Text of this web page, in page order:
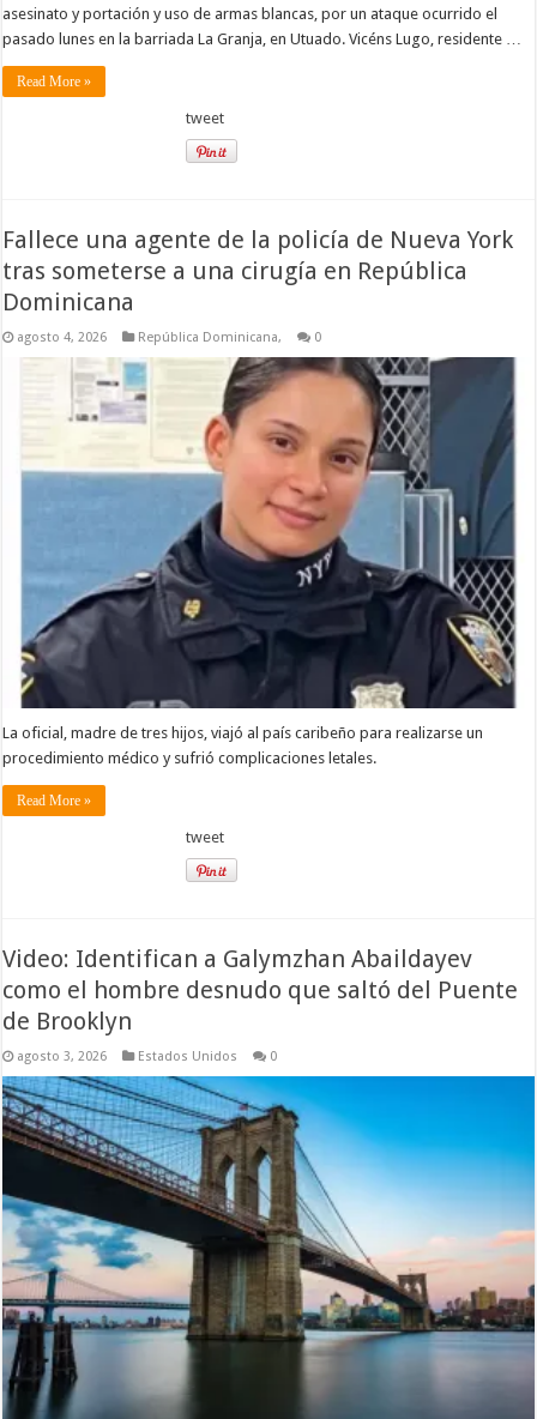
asesinato y portación y uso de armas blancas, por un ataque ocurrido el
pasado lunes en la barriada La Granja, en Utuado. Vicéns Lugo, residente …
Read More »
tweet
Fallece una agente de la policía de Nueva York
tras someterse a una cirugía en República
Dominicana
agosto 4, 2026 República Dominicana, 0
La oficial, madre de tres hijos, viajó al país caribeño para realizarse un
procedimiento médico y sufrió complicaciones letales.
Read More »
tweet
Video: Identifican a Galymzhan Abaildayev
como el hombre desnudo que saltó del Puente
de Brooklyn
agosto 3, 2026 Estados Unidos 0